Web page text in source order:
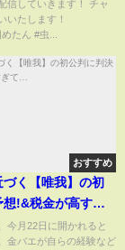
信していきます！ チャ
いたします！
たん #虫...
おすすめ
づく【唯我】の初
想!&税金が高すぎ
今月22日に開かれると
金バエが自らの経験など